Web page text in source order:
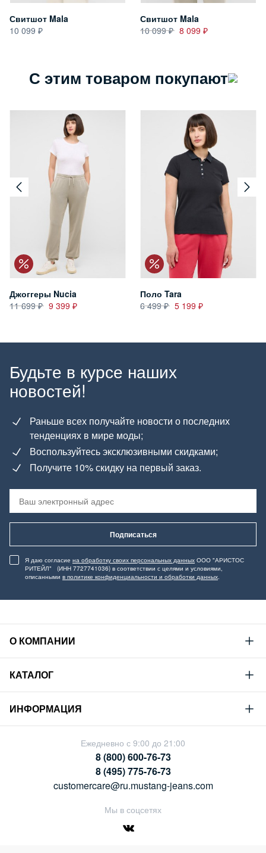
Свитшот Mala
10 099
Свитшот Mala
10 099
8 099
С этим товаром покупают
Джоггеры Nucia
11 699
9 399
Поло Tara
6 499
5 199
Будьте в курсе наших
новостей!
Раньше всех получайте новости о последних
тенденциях в мире моды;
Воспользуйтесь эксклюзивными скидками;
Получите 10% скидку на первый заказ.
Подписаться
Я даю согласие на обработку своих персональных данных ООО "АРИСТОС
РИТЕЙЛ" (ИНН 7727741036) в соответствии с целями и условиями,
описанными в политике конфиденциальности и обработки данных
О КОМПАНИИ
Mustang
Философия
Устойчивое развитие
Сотрудничество
КАТАЛОГ
Новая коллекция
Гид по мужскому дениму
Гид по женскому дениму
ИНФОРМАЦИЯ
Условия продажи
Политика конфиденциальности
Ежедневно с 9:00 до 21:00
8 (800) 600-76-73
8 (495) 775-76-73
customercare@ru.mustang-jeans.com
Мы в соцсетях